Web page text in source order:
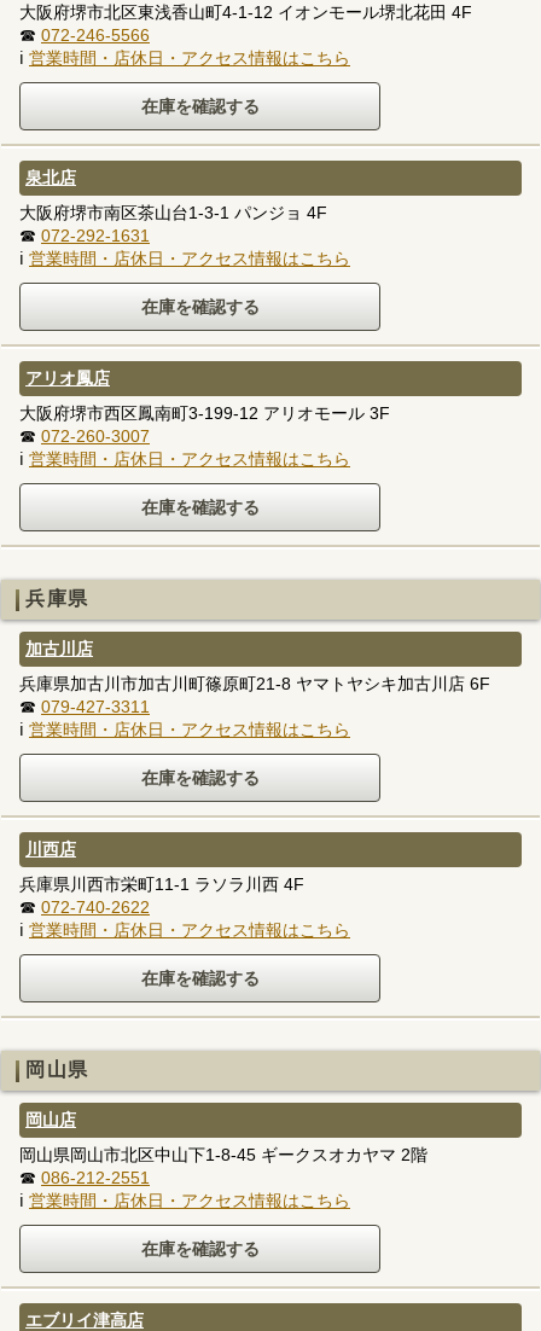
大阪府堺市北区東浅香山町4-1-12 イオンモール堺北花田 4F
☎ 072-246-5566
ℹ 営業時間・店休日・アクセス情報はこちら
泉北店
大阪府堺市南区茶山台1-3-1 パンジョ 4F
☎ 072-292-1631
ℹ 営業時間・店休日・アクセス情報はこちら
アリオ鳳店
大阪府堺市西区鳳南町3-199-12 アリオモール 3F
☎ 072-260-3007
ℹ 営業時間・店休日・アクセス情報はこちら
兵庫県
加古川店
兵庫県加古川市加古川町篠原町21-8 ヤマトヤシキ加古川店 6F
☎ 079-427-3311
ℹ 営業時間・店休日・アクセス情報はこちら
川西店
兵庫県川西市栄町11-1 ラソラ川西 4F
☎ 072-740-2622
ℹ 営業時間・店休日・アクセス情報はこちら
岡山県
岡山店
岡山県岡山市北区中山下1-8-45 ギークスオカヤマ 2階
☎ 086-212-2551
ℹ 営業時間・店休日・アクセス情報はこちら
エブリイ津高店